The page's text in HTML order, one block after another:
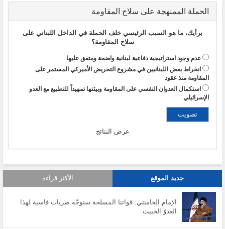
الحملة الممنهجة على سلاح المقاومة
برأيك، ما هو السبب الرئيسي خلف الحملة في الداخل اللبناني على
سلاح المقاومة؟
عدم وجود استراتيجية دفاعية لبنانية واضحة ومتفق عليها
انخراط بعض اللبنانيين في مشروع التحريض الأميركي المستمر على
المقاومة منذ عقود
استكمال العدوان النفسي على المقاومة وبيئتها تمهيداً للتطبيع مع العدو
الإسرائيلي
عرض النتائج
جديد الموقع الأكثر قراءة
الإمام الخامنئي: قواتنا المسلحة ستوجّه ضربات قاسية لهذا
العدوّ الخبيث